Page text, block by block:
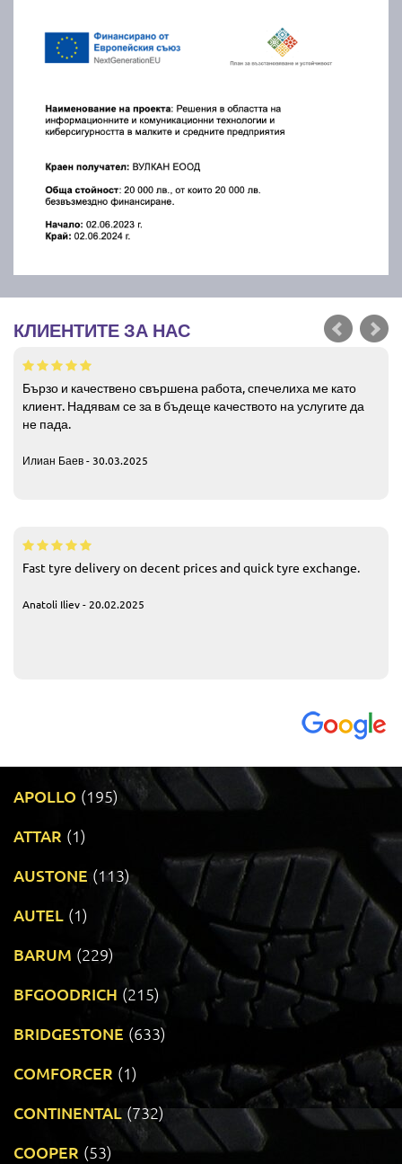
КЛИЕНТИТЕ ЗА НАС
Бързо и качествено свършена работа, спечелиха ме като
клиент. Надявам се за в бъдеще качеството на услугите да
не пада.
Илиан Баев - 30.03.2025
Fast tyre delivery on decent prices and quick tyre exchange.
Anatoli Iliev - 20.02.2025
APOLLO (195)
ATTAR (1)
AUSTONE (113)
AUTEL (1)
BARUM (229)
BFGOODRICH (215)
BRIDGESTONE (633)
COMFORCER (1)
CONTINENTAL (732)
COOPER (53)